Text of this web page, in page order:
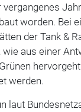
worden. Bei
der Tank &
wie aus einer
werden.
laut